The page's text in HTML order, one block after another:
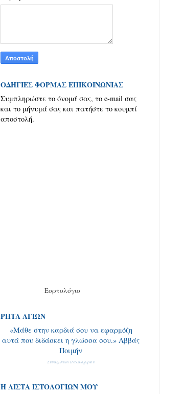
ΟΔΗΓΙΕΣ ΦΟΡΜΑΣ ΕΠΙΚΟΙΝΩΝΙΑΣ
Συμπληρώστε το όνομά σας, το e-mail σας
και το μήνυμά σας και πατήστε το κουμπί
αποστολή.
Εορτολόγιο
ΡΗΤΑ ΑΓΙΩΝ
«Μάθε στην καρδιά σου να εφαρμόζη
αυτά που διδά­σκει η γλώσσα σου.» Αββάς
Ποιμήν
Σύναξη Νέων Παλαιοχωρίου
Η ΛΙΣΤΑ ΙΣΤΟΛΟΓΙΩΝ ΜΟΥ